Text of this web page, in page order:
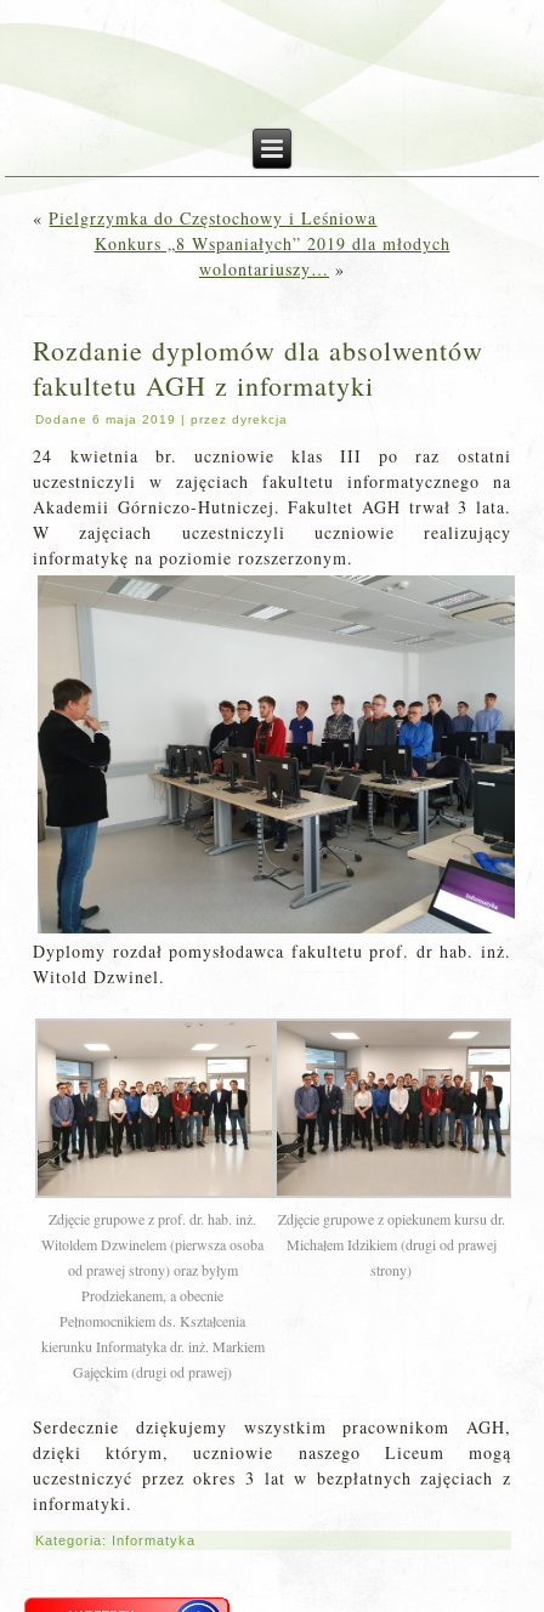
«Pielgrzymka do Częstochowy i Leśniowa
Konkurs „8 Wspaniałych” 2019 dla młodych
wolontariuszy… »
Rozdanie dyplomów dla absolwentów
fakultetu AGH z informatyki
Dodane 6 maja 2019 |przez dyrekcja
24 kwietnia br. uczniowie klas III po raz ostatni
uczestniczyli w zajęciach fakultetu informatycznego na
Akademii Górniczo-Hutniczej. Fakultet AGH trwał 3 lata.
W zajęciach uczestniczyli uczniowie realizujący
informatykę na poziomie rozszerzonym.
Dyplomy rozdał pomysłodawca fakultetu prof. dr hab. inż.
Witold Dzwinel.
Zdjęcie grupowe z prof. dr. hab. inż.
Witoldem Dzwinelem (pierwsza osoba
od prawej strony) oraz byłym
Prodziekanem, a obecnie
Pełnomocnikiem ds. Kształcenia
kierunku Informatyka dr. inż. Markiem
Gajęckim (drugi od prawej)
Zdjęcie grupowe z opiekunem kursu dr.
Michałem Idzikiem (drugi od prawej
strony)
Serdecznie dziękujemy wszystkim pracownikom AGH,
dzięki którym, uczniowie naszego Liceum mogą
uczestniczyć przez okres 3 lat w bezpłatnych zajęciach z
informatyki.
Kategoria: Informatyka